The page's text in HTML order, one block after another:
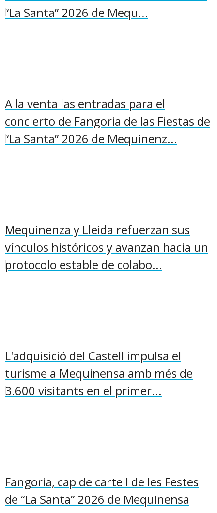
“La Santa” 2026 de Mequ...
A la venta las entradas para el
concierto de Fangoria de las Fiestas de
“La Santa” 2026 de Mequinenz...
Mequinenza y Lleida refuerzan sus
vínculos históricos y avanzan hacia un
protocolo estable de colabo...
L'adquisició del Castell impulsa el
turisme a Mequinensa amb més de
3.600 visitants en el primer...
Fangoria, cap de cartell de les Festes
de “La Santa” 2026 de Mequinensa